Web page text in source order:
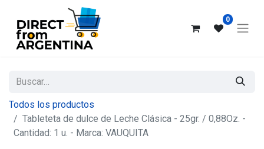
0
Todos los productos
Tableteta de dulce de Leche Clásica - 25gr. / 0,88Oz. -
Cantidad: 1 u. - Marca: VAUQUITA